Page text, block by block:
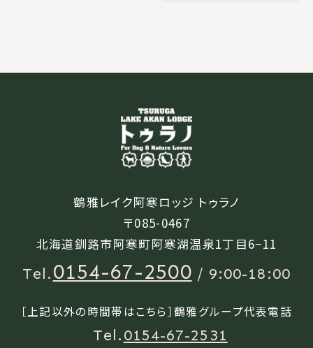
鶴雅レイク阿寒ロッジ トゥラノ
〒085-0467
北海道釧路市阿寒町阿寒湖温泉1丁目6−11
Tel.0154-67-2500 / 9:00-18:00
［上記以外の時間帯はこちら］鶴雅グループ代表電話
Tel.0154-67-2531